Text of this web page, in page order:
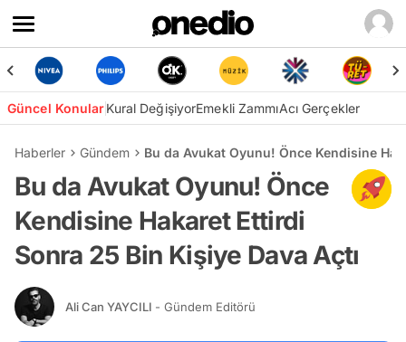
Güncel KonularKural DeğişiyorEmekli ZammıAcı Gerçekler
Haberler Gündem Bu da Avukat Oyunu! Önce Kendisine
Bu da Avukat Oyunu! Önce
Kendisine Hakaret Ettirdi
Sonra 25 Bin Kişiye Dava Açtı
Ali Can YAYCILI - Gündem Editörü